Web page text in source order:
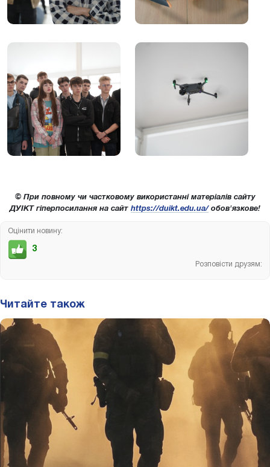
© При повному чи частковому використанні матеріалів сайту
ДУІКТ гіперпосилання на сайт https://duikt.edu.ua/обов'язкове!
Оцінити новину:
3
Розповісти друзям:
Читайте також